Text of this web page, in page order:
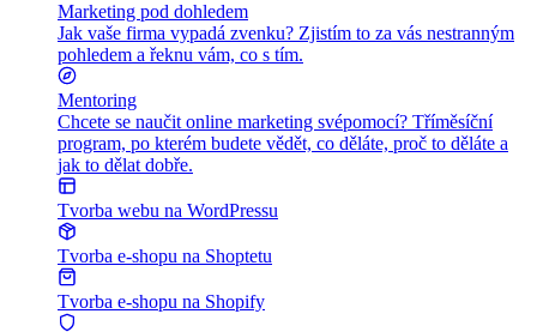
Marketing pod dohledem
Jak vaše firma vypadá zvenku? Zjistím to za vás nestranným
pohledem a řeknu vám, co s tím.
Mentoring
Chcete se naučit online marketing svépomocí? Tříměsíční
program, po kterém budete vědět, co děláte, proč to děláte a
jak to dělat dobře.
Tvorba webu na WordPressu
Tvorba e-shopu na Shoptetu
Tvorba e-shopu na Shopify